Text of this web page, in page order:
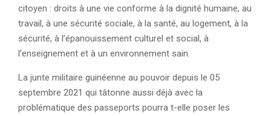
citoyen : droits à une vie conforme à la dignité humaine, au
travail, à une sécurité sociale, à la santé, au logement, à la
sécurité, à l’épanouissement culturel et social, à
l’enseignement et à un environnement sain.
La junte militaire guinéenne au pouvoir depuis le 05
septembre 2021 qui tâtonne aussi déjà avec la
problématique des passeports pourra t-elle poser les